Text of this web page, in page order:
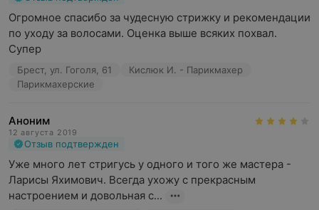
Огромное спасибо за чудесную стрижку и рекомендации
по уходу за волосами. Оценка выше всяких похвал.
Супер
Брест, ул. Гоголя, 61
Кислюк И. - Парикмахер
Парикмахерские
Аноним
12 августа 2019
Отзыв подтвержден
Уже много лет стригусь у одного и того же мастера -
Ларисы Яхимович. Всегда ухожу с прекрасным
настроением и довольная с...